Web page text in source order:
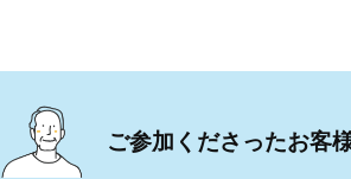
ご参加くださったお客